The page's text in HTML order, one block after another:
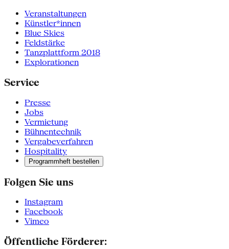
Veranstaltungen
Künstler*innen
Blue Skies
Feldstärke
Tanzplattform 2018
Explorationen
Service
Presse
Jobs
Vermietung
Bühnentechnik
Vergabeverfahren
Hospitality
Programmheft bestellen
Folgen Sie uns
Instagram
Facebook
Vimeo
Öffentliche Förderer: